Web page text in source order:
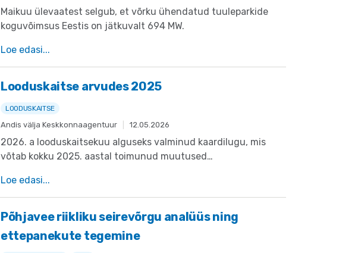
Maikuu ülevaatest selgub, et võrku ühendatud tuuleparkide
koguvõimsus Eestis on jätkuvalt 694 MW.
Loe edasi
Looduskaitse arvudes 2025
LOODUSKAITSE
Andis välja Keskkonnaagentuur 12.05.2026
2026. a looduskaitsekuu alguseks valminud kaardilugu, mis
võtab kokku 2025. aastal toimunud muutused
Loe edasi
Põhjavee riikliku seirevõrgu analüüs ning
ettepanekute tegemine